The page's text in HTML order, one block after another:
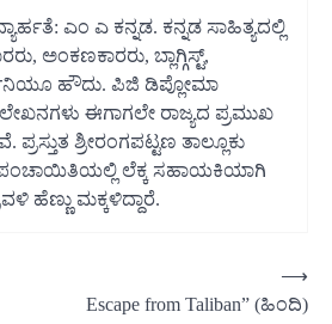
ಎಂ ಎ ಕನ್ನಡ. ಕನ್ನಡ ಸಾಹಿತ್ಯದಲ್ಲಿ
ಅಂಕಣಕಾರರು, ಬ್ಲಾಗ್ಗಿಸ್ಟ್,
ಹೌದು. ಪಿಜಿ ಡಿಪ್ಲೋಮಾ
ಲೇಖನಗಳು ಈಗಾಗಲೇ ರಾಜ್ಯದ ಪ್ರಮುಖ
ಪ್ರಸ್ತುತ ಶ್ರೀರಂಗಪಟ್ಟಣ ತಾಲ್ಲೂಕು
ಪಂಚಾಯಿತಿಯಲ್ಲಿ ಲೆಕ್ಕ ಸಹಾಯಕಿಯಾಗಿ
ಹೆಣ್ಣು ಮಕ್ಕಳಿದ್ದಾರೆ.
Escape from Taliban” (ಹಿಂದಿ)
⟶